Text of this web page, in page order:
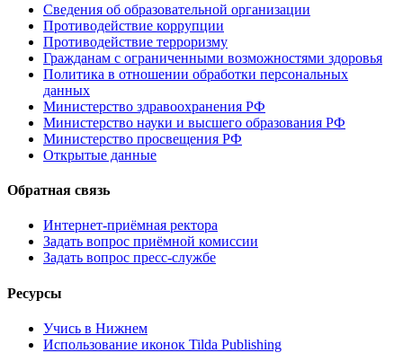
Сведения об образовательной организации
Противодействие коррупции
Противодействие терроризму
Гражданам с ограниченными возможностями здоровья
Политика в отношении обработки персональных
данных
Министерство здравоохранения РФ
Министерство науки и высшего образования РФ
Министерство просвещения РФ
Открытые данные
Обратная связь
Интернет-приёмная ректора
Задать вопрос приёмной комиссии
Задать вопрос пресс-службе
Ресурсы
Учись в Нижнем
Использование иконок Tilda Publishing